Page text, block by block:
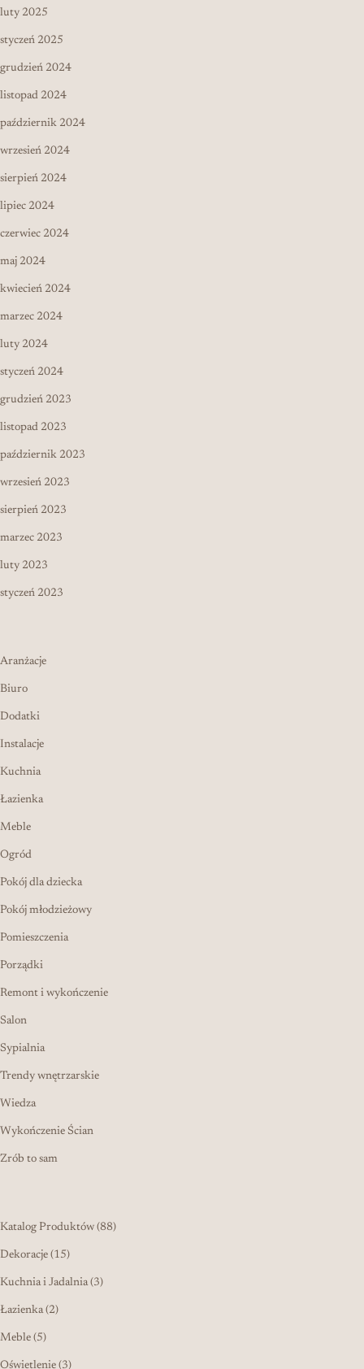
luty 2025
styczeń 2025
grudzień 2024
listopad 2024
październik 2024
wrzesień 2024
sierpień 2024
lipiec 2024
czerwiec 2024
maj 2024
kwiecień 2024
marzec 2024
luty 2024
styczeń 2024
grudzień 2023
listopad 2023
październik 2023
wrzesień 2023
sierpień 2023
marzec 2023
luty 2023
styczeń 2023
Aranżacje
Biuro
Dodatki
Instalacje
Kuchnia
Łazienka
Meble
Ogród
Pokój dla dziecka
Pokój młodzieżowy
Pomieszczenia
Porządki
Remont i wykończenie
Salon
Sypialnia
Trendy wnętrzarskie
Wiedza
Wykończenie Ścian
Zrób to sam
Katalog Produktów 8888 produktów
Dekoracje 1515 produktów
Kuchnia i Jadalnia 33 produkty
Łazienka 22 produkty
Meble 55 produktów
Oświetlenie 33 produkty